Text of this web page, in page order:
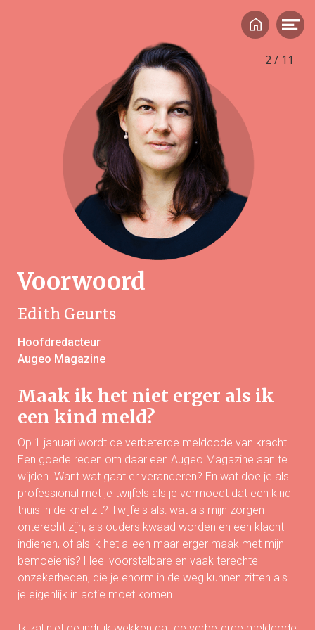
Veilig Thuis-medewerker: ‘Lever ik echt een
bijdrage aan hun veiligheid?’
Voorwoord
Edith Geurts
Hoofdredacteur
Augeo Magazine
Maak ik het niet erger als ik
een kind meld?
Op 1 januari wordt de verbeterde meldcode van kracht.
Een goede reden om daar een Augeo Magazine aan te
wijden. Want wat gaat er veranderen? En wat doe je als
professional met je twijfels als je vermoedt dat een kind
thuis in de knel zit? Twijfels als: wat als mijn zorgen
onterecht zijn, als ouders kwaad worden en een klacht
indienen, of als ik het alleen maar erger maak met mijn
bemoeienis? Heel voorstelbare en vaak terechte
onzekerheden, die je enorm in de weg kunnen zitten als
je eigenlijk in actie moet komen.
2 / 11